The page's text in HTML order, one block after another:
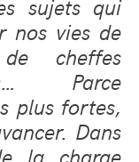
sujets qui
nos vies de
cheffes
Parce
plus fortes,
Dans
la charge